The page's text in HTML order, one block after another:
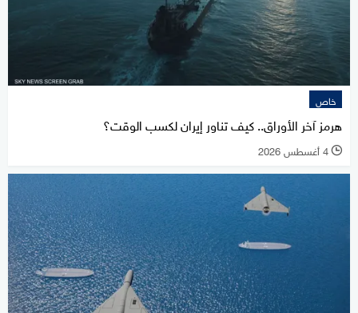
خاص
هرمز آخر الأوراق.. كيف تناور إيران لكسب الوقت؟
l 4 أغسطس 2026